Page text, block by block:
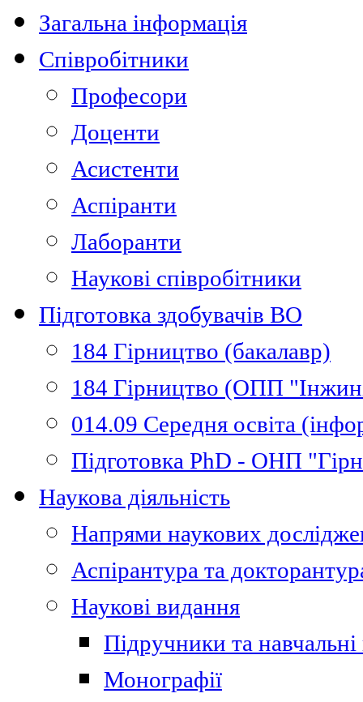
Загальна інформація
Співробітники
Професори
Доценти
Асистенти
Аспіранти
Лаборанти
Наукові співробітники
Підготовка здобувачів ВО
184 Гірництво (бакалавр)
184 Гірництво (ОПП
014.09 Середня освіта
Підготовка PhD - ОНП
Наукова діяльність
Напрями наукових
Аспірантура та
Наукові видання
Підручники та
Монографії